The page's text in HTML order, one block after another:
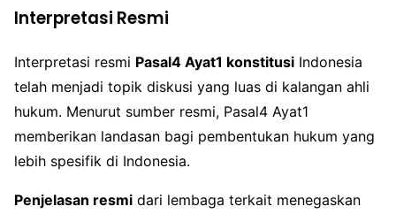
Interpretasi Resmi
Interpretasi resmi Pasal4 Ayat1 konstitusi Indonesia
telah menjadi topik diskusi yang luas di kalangan ahli
hukum. Menurut sumber resmi, Pasal4 Ayat1
memberikan landasan bagi pembentukan hukum yang
lebih spesifik di Indonesia.
Penjelasan resmi dari lembaga terkait menegaskan